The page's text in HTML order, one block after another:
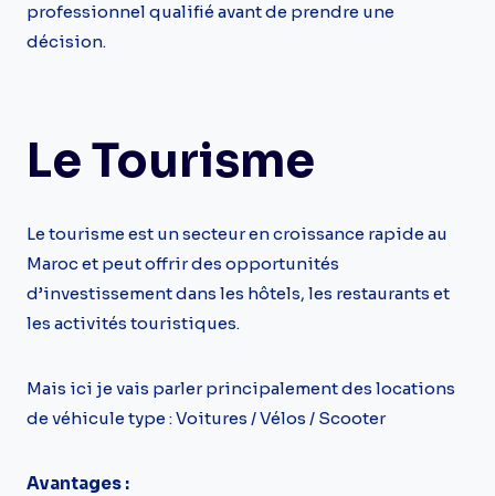
professionnel qualifié avant de prendre une
décision.
Le Tourisme
Le tourisme est un secteur en croissance rapide au
Maroc et peut offrir des opportunités
d’investissement dans les hôtels, les restaurants et
les activités touristiques.
Mais ici je vais parler principalement des locations
de véhicule type : Voitures / Vélos / Scooter
Avantages :